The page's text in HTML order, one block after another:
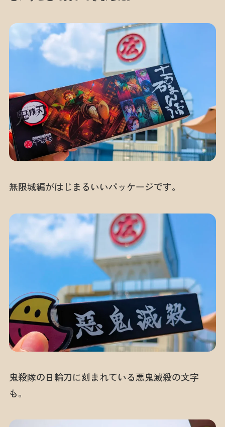
無限城編がはじまるいいパッケージです。
鬼殺隊の日輪刀に刻まれている悪鬼滅殺の文字
も。